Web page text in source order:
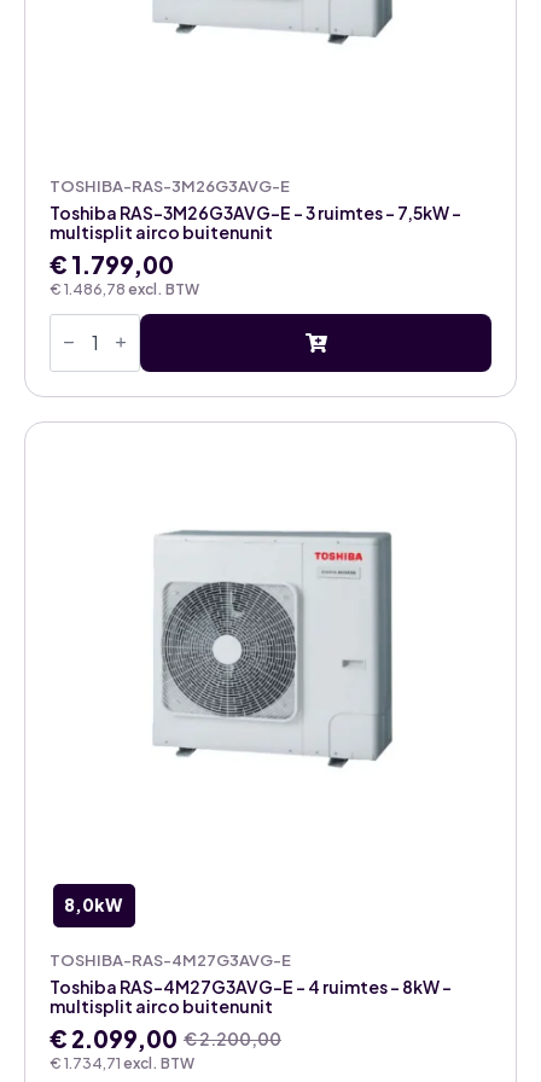
TOSHIBA-RAS-3M26G3AVG-E
€ 1.486,78 excl. BTW
Toshiba RAS-3M26G3AVG-E – 3 ruimtes – 7,5kW –
multisplit airco buitenunit
€ 1.799,00
Toshiba
RAS-
3M26G3AVG-
E
-
3
8,0kW
TOSHIBA-RAS-4M27G3AVG-E
€ 1.734,71 excl. BTW
Toshiba RAS-4M27G3AVG-E – 4 ruimtes – 8kW –
multisplit airco buitenunit
€2.200,00
Oorspronkelijke
prijs
€ 2.099,00
Huidige
prijs